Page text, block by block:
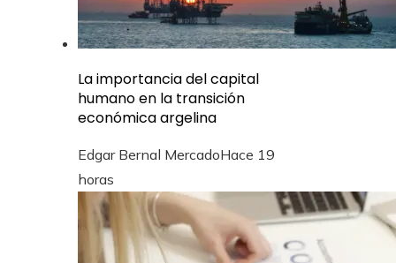
La importancia del capital
humano en la transición
económica argelina
Edgar Bernal MercadoHace 19
horas